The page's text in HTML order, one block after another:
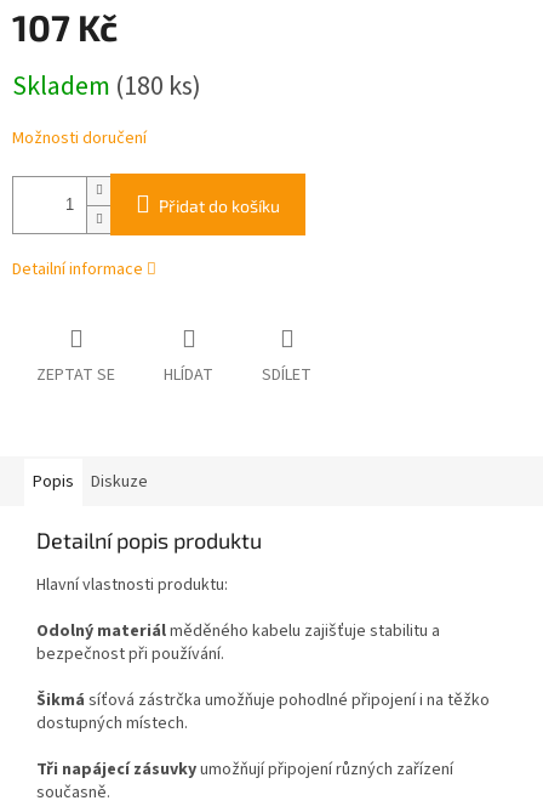
107 Kč
cena:
Skladem (180 ks)
Možnosti doručení
Přidat do košíku
Detailní informace
ZEPTAT SE HLÍDAT SDÍLET
Popis Diskuze
Detailní popis produktu
Hlavní vlastnosti produktu:
Odolný materiálměděného kabelu zajišťuje stabilitu a
bezpečnost při používání.
Šikmá síťová zástrčka umožňuje pohodlné připojení i na těžko
dostupných místech.
Tři napájecí zásuvkyumožňují připojení různých zařízení
současně.